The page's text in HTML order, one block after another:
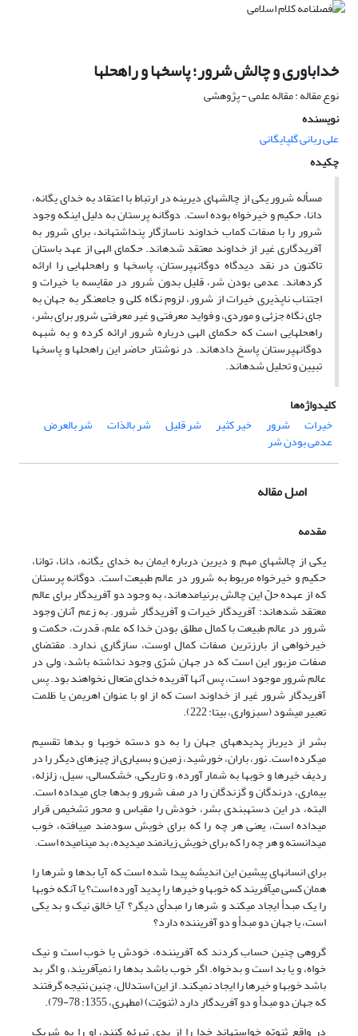
خداباوری و چالش شرور؛ پاسخ‏ها و راه‏حل‏ها
نوع مقاله : مقاله علمی - پژوهشی
نویسنده
علی ربانی گلپایگانی
چکیده
مسأله شرور یکی از چالش‏های دیرینه در ارتباط با اعتقاد به خدای یگانه،
دانا، حکیم و خیرخواه بوده است. دوگانه پرستان به دلیل اینکه وجود
شرور را با صفات کماب خداوند ناسازگار پنداشته‏اند، برای شرور به
آفریدگاری غیر از خداوند معتقد شده‏اند. حکمای الهی از عهد باستان
تاکنون در نقد دیدگاه دوگانه‏پرستان، پاسخ‏ها و راه‏حل‏هایی را ارائه
کرده‏اند. عدمی بودن شر، قلیل بدون شرور در مقایسه با خیرات و
اجتناب ناپذیری خیرات از شرور، لزوم نگاه کلی و جامع‏نگر به جهان به
جای نگاه جزئی و موردی، و فواید معرفتی و غیر معرفتی شرور برای بشر،
راه‏حل‏هایی است که حکمای الهی درباره شرور ارائه کرده و به شبهه
دوگانه‏پرستان پاسخ داده‏اند. در نوشتار حاضر این راه‏حل‏ها و پاسخها
تبیین و تحلیل شده‏اند.
کلیدواژه‌ها
خیرات
شرور خیر کثیر شر قلیل شر بالذات شر بالعرض
عدمی بودن شر
اصل مقاله
مقدمه
یکی از چالش‏های مهم و دیرین درباره ایمان به خدای یگانه، دانا، توانا،
حکیم و خیرخواه مربوط به شرور در عالم طبیعت است. دوگانه پرستان
که از عهده حلّ این چالش برنیامده‏اند، به وجود دو آفریدگار برای عالم
معتقد شده‏اند: آفریدگار خیرات و آفریدگار شرور. به زعم آنان وجود
شرور در عالم طبیعت با کمال مطلق بودن خدا که علم، قدرت، حکمت و
خیرخواهی از بارزترین صفات کمال اوست، سازگاری ندارد. مقتضای
صفات مزبور این است که در جهان شرّی وجود نداشته باشد، ولی در
عالم شرور موجود است، پس آنها آفریده خدای متعال نخواهند بود. پس
آفریدگار شرور غیر از خداوند است که از او با عنوان اهریمن یا ظلمت
تعبیر می‏شود (سبزواری، بی‏تا: 222).
بشر از دیرباز پدیده‏‏های جهان را به دو دسته خوب‏ها و بدها تقسیم
می‏کرده است. نور، باران، خورشید، زمین و بسیاری از چیزهای دیگر را در
ردیف خیرها و خوب‏ها به شمار آورده، و تاریکی، خشک‏سالی، سیل، زلزله،
بیماری، درندگان و گزندگان را در صف شرور و بدها جای می‏داده است.
البته، در این دسته‏بندی بشر، خودش را مقیاس و محور تشخیص قرار
می‏داده است، یعنی هر چه را که برای خویش سودمند می‏یافته، خوب
می‏دانسته و هر چه را که برای خویش زیان‏مند می‏دیده، بد می‏نامیده است.
براى انسان‏هاى پیشین این اندیشه پیدا شده است که آیا بدها و شرها را
همان کسى مى‏آفریند که خوب‏ها و خیرها را پدید آورده است؟ یا آنکه خوب‏ها
را یک مبدأ ایجاد مى‏کند و شرها را مبدأى دیگر؟ آیا خالق نیک و بد یکى
است، یا جهان دو مبدأ و دو آفریننده دارد؟
گروهى چنین حساب کردند که آفریننده، خودش یا خوب است و نیک
خواه، و یا بد است و بدخواه. اگر خوب باشد بدها را نمى‏آفریند، و اگر بد
باشد خوب‏ها و خیرها را ایجاد نمى‏کند. از این استدلال، چنین نتیجه گرفتند
که جهان دو مبدأ و دو آفریدگار دارد (ثنویّت) (مطهری، 1355: 78-79).